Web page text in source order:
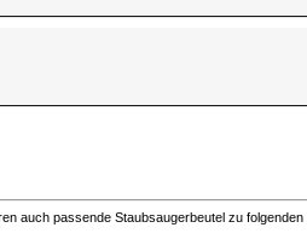
auch passende Staubsaugerbeutel zu folgenden